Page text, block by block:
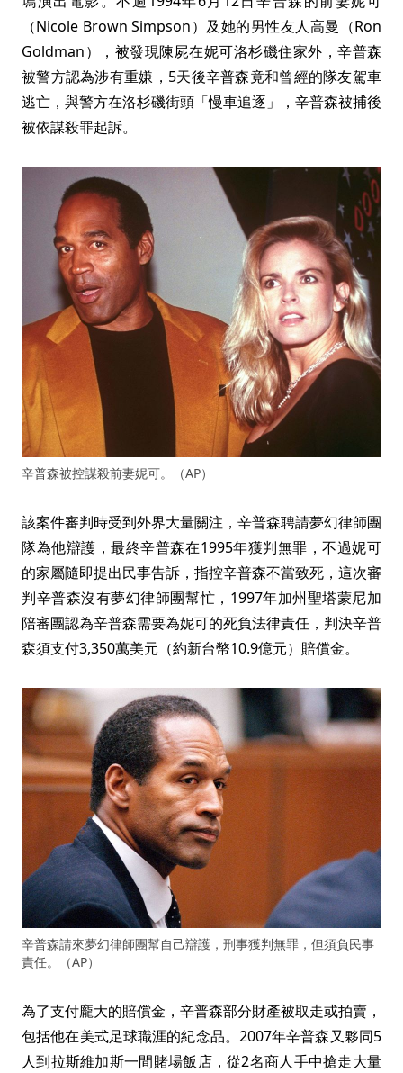
（Nicole Brown Simpson）及她的男性友人高曼（Ron
Goldman），被發現陳屍在妮可洛杉磯住家外，辛普森
被警方認為涉有重嫌，5天後辛普森竟和曾經的隊友駕車
逃亡，與警方在洛杉磯街頭「慢車追逐」，辛普森被捕後
被依謀殺罪起訴。
辛普森被控謀殺前妻妮可。（AP）
該案件審判時受到外界大量關注，辛普森聘請夢幻律師團
隊為他辯護，最終辛普森在1995年獲判無罪，不過妮可
的家屬隨即提出民事告訴，指控辛普森不當致死，這次審
判辛普森沒有夢幻律師團幫忙，1997年加州聖塔蒙尼加
陪審團認為辛普森需要為妮可的死負法律責任，判決辛普
森須支付3,350萬美元（約新台幣10.9億元）賠償金。
辛普森請來夢幻律師團幫自己辯護，刑事獲判無罪，但須負民事
責任。（AP）
為了支付龐大的賠償金，辛普森部分財產被取走或拍賣，
包括他在美式足球職涯的紀念品。2007年辛普森又夥同5
人到拉斯維加斯一間賭場飯店，從2名商人手中搶走大量